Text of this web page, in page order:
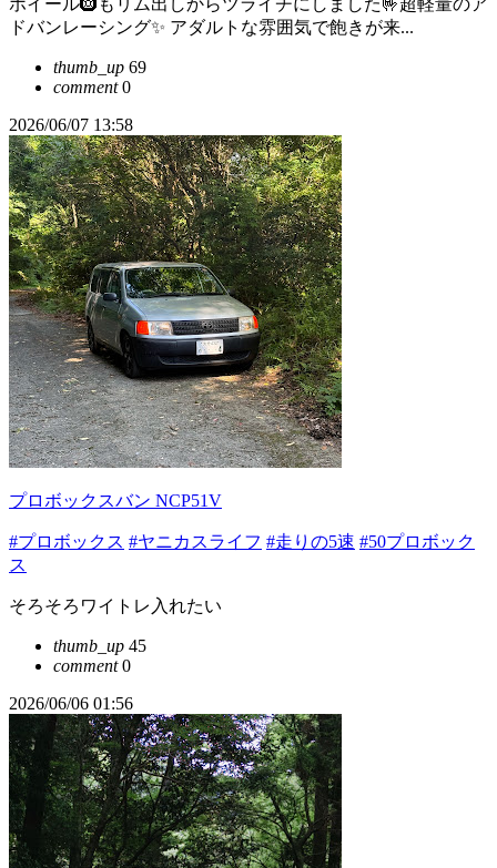
ホイール🛞もリム出しからツライチにしました🤟超軽量のア
ドバンレーシング✨ アダルトな雰囲気で飽きが来...
thumb_up 69
comment0
2026/06/07 13:58
プロボックスバン NCP51V
#プロボックス #ヤニカスライフ #走りの5速 #50プロボック
ス
そろそろワイトレ入れたい
thumb_up 45
comment0
2026/06/06 01:56